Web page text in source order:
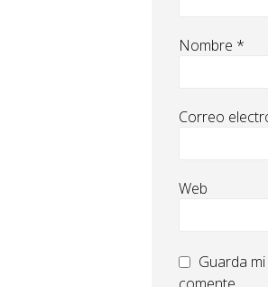
Nombre *
Correo
Web
Guarda